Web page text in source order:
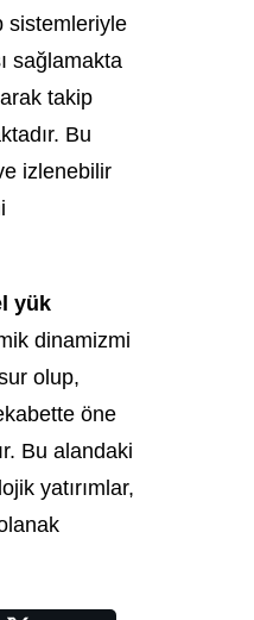
sistemleriyle
sağlamakta
takip
Bu
izlenebilir
yük
dinamizmi
olup,
öne
Bu alandaki
yatırımlar,